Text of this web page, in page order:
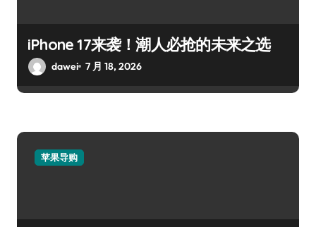
iPhone 17来袭！潮人必抢的未来之选
dawei 7 月 18, 2026
苹果导购